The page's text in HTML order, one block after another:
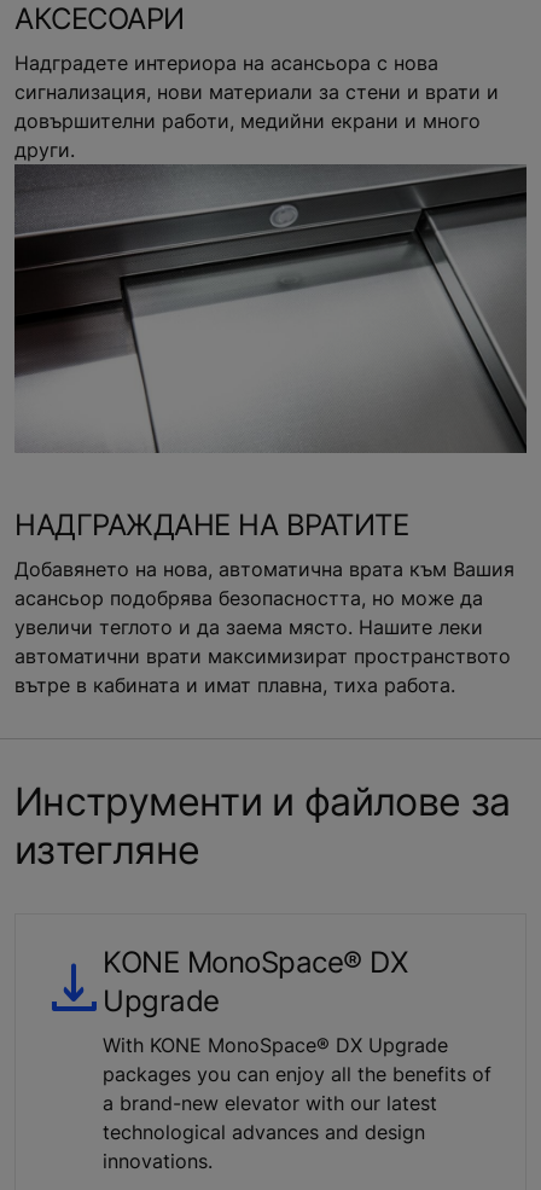
АКСЕСОАРИ
Надградете интериора на асансьора с нова
сигнализация, нови материали за стени и врати и
довършителни работи, медийни екрани и много
други.
НАДГРАЖДАНЕ НА ВРАТИТЕ
Добавянето на нова, автоматична врата към Вашия
асансьор подобрява безопасността, но може да
увеличи теглото и да заема място. Нашите леки
автоматични врати максимизират пространството
вътре в кабината и имат плавна, тиха работа.
Инструменти и файлове за
изтегляне
KONE MonoSpace® DX
Upgrade
With KONE MonoSpace® DX Upgrade
packages you can enjoy all the benefits of
a brand-new elevator with our latest
technological advances and design
innovations.